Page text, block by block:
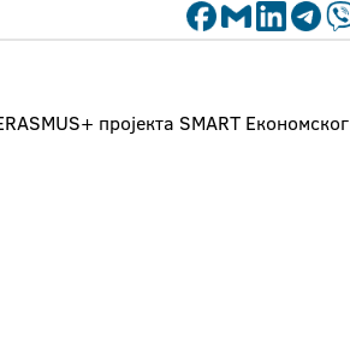
пројекта SMART Економског